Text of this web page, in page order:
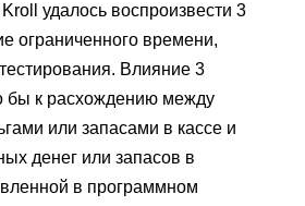
удалось воспроизвести 3
ограниченного времени,
Влияние 3
бы к расхождению между
или запасами в кассе и
денег или запасов в
в программном